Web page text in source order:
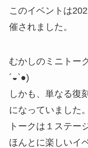
このイベントは
催されました。
むかしのミニトー
´◒`●)
しかも、単なる復
になっていました
トークは１ステー
ほんとに楽しいイ